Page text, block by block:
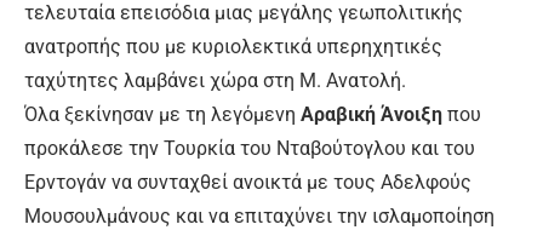
τελευταία επεισόδια μιας μεγάλης γεωπολιτικής
ανατροπής που με κυριολεκτικά υπερηχητικές
ταχύτητες λαμβάνει χώρα στη Μ. Ανατολή.
Όλα ξεκίνησαν με τη λεγόμενη Αραβική Άνοιξη που
προκάλεσε την Τουρκία του Νταβούτογλου και του
Ερντογάν να συνταχθεί ανοικτά με τους Αδελφούς
Μουσουλμάνους και να επιταχύνει την ισλαμοποίηση